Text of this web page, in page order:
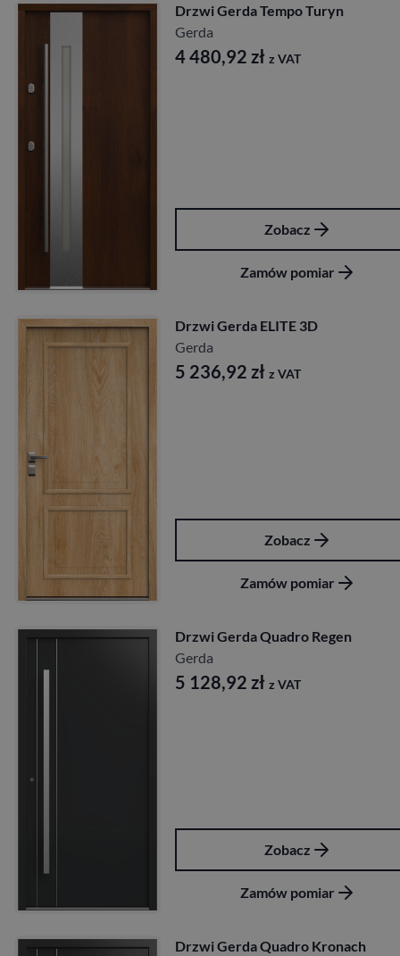
Drzwi Gerda Tempo Turyn
Gerda
4 480,92 zł z VAT
Zobacz
Zamów pomiar
Drzwi Gerda ELITE 3D
Gerda
5 236,92 zł z VAT
Zobacz
Zamów pomiar
Drzwi Gerda Quadro Regen
Gerda
5 128,92 zł z VAT
Zobacz
Zamów pomiar
Drzwi Gerda Quadro Kronach